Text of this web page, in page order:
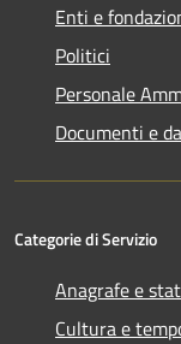
Enti e
Politici
Personale
Documenti e
Categorie di Servizio
Anagrafe e
Cultura e